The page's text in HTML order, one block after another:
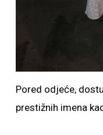
Pored odjeće,
prestižnih imena